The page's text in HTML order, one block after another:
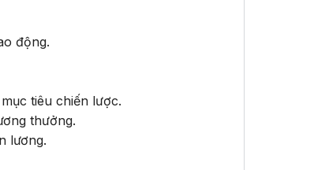
động.
tiêu chiến lược.
thưởng.
lương.